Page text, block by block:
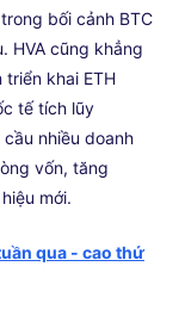
bối cảnh BTC
HVA cũng khẳng
khai ETH
tế tích lũy
nhiều doanh
vốn, tăng
mới.
qua - cao thứ